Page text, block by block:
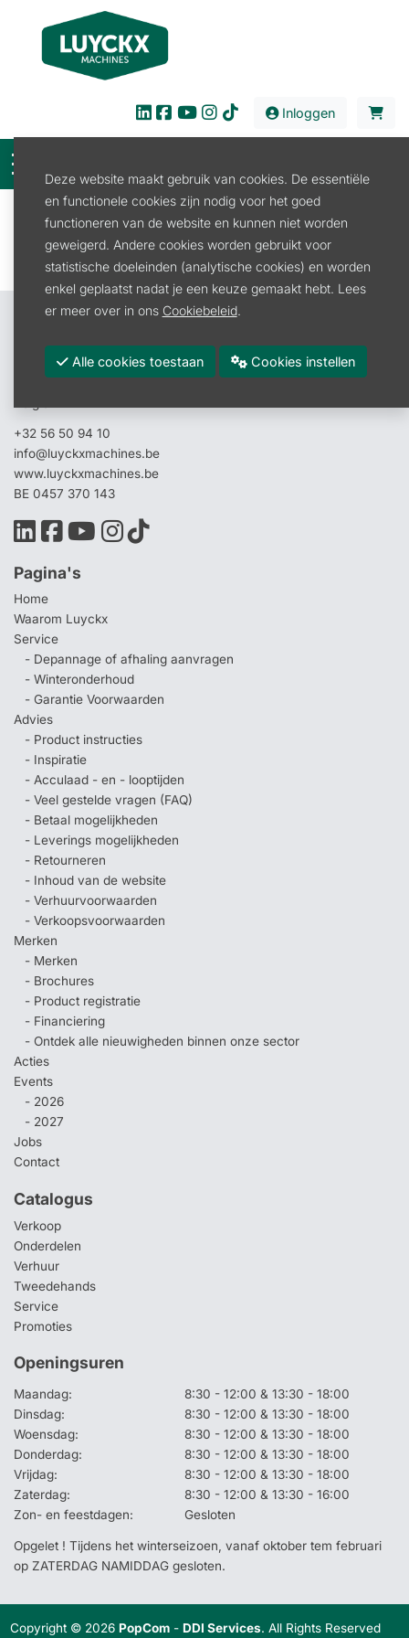
Inloggen
Filter
Contacteer ons
Luyckx Machines BV
Roeselarestraat 4A
+32 56 50 94 10
info@luyckxmachines.be
www.luyckxmachines.be
BE 0457 370 143
Pagina's
Home
Waarom Luyckx
Service
- Depannage of afhaling aanvragen
- Winteronderhoud
- Garantie Voorwaarden
Advies
- Product instructies
- Inspiratie
- Acculaad - en - looptijden
- Veel gestelde vragen (FAQ)
- Betaal mogelijkheden
- Leverings mogelijkheden
- Retourneren
- Inhoud van de website
- Verhuurvoorwaarden
- Verkoopsvoorwaarden
Merken
- Merken
- Brochures
- Product registratie
- Financiering
- Ontdek alle nieuwigheden binnen onze sector
Acties
Events
- 2026
- 2027
Jobs
Contact
Catalogus
Verkoop
Onderdelen
Verhuur
Tweedehands
Service
Promoties
Openingsuren
Maandag:
8:30 - 12:00 & 13:30 - 18:00
Dinsdag:
8:30 - 12:00 & 13:30 - 18:00
Woensdag:
8:30 - 12:00 & 13:30 - 18:00
Donderdag:
8:30 - 12:00 & 13:30 - 18:00
Vrijdag:
8:30 - 12:00 & 13:30 - 18:00
Zaterdag:
8:30 - 12:00 & 13:30 - 16:00
Zon- en feestdagen:
Gesloten
Opgelet ! Tijdens het winterseizoen, vanaf oktober tem februari
op ZATERDAG NAMIDDAG gesloten.
Copyright © 2026PopCom -DDI Services. All Rights Reserved
Deze website maakt gebruik van cookies. De essentiële
en functionele cookies zijn nodig voor het goed
functioneren van de website en kunnen niet worden
geweigerd. Andere cookies worden gebruikt voor
statistische doeleinden (analytische cookies) en worden
enkel geplaatst nadat je een keuze gemaakt hebt. Lees
er meer over in ons Cookiebeleid.
Alle cookies toestaan Cookies instellen